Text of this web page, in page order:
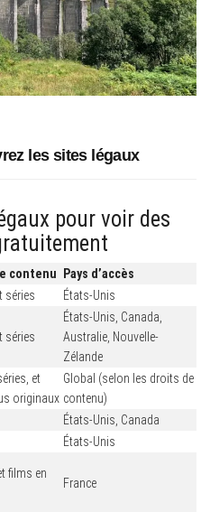
les sites légaux
pour voir des
contenu
Pays d’accès
séries États-Unis
séries
États-Unis, Canada,
Australie, Nouvelle-
Zélande
et
originaux
Global (selon les droits de
contenu)
États-Unis, Canada
États-Unis
films en
France